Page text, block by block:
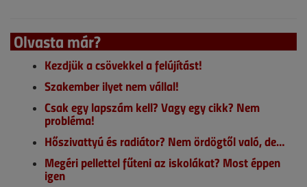
Olvasta már?
Kezdjük a csövekkel a felújítást!
Szakember ilyet nem vállal!
Csak egy lapszám kell? Vagy egy cikk? Nem
probléma!
Hőszivattyú és radiátor? Nem ördögtől való, de…
Megéri pellettel fűteni az iskolákat? Most éppen
igen